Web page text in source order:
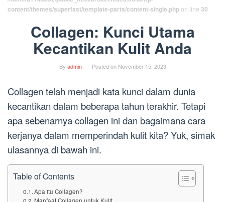
content/themes/superfast/template-parts/content-single.phpon line 30
Collagen: Kunci Utama
Kecantikan Kulit Anda
By admin Posted on November 15, 2023
Collagen telah menjadi kata kunci dalam dunia
kecantikan dalam beberapa tahun terakhir. Tetapi
apa sebenarnya collagen ini dan bagaimana cara
kerjanya dalam memperindah kulit kita? Yuk, simak
ulasannya di bawah ini.
Table of Contents
Apa itu Collagen?